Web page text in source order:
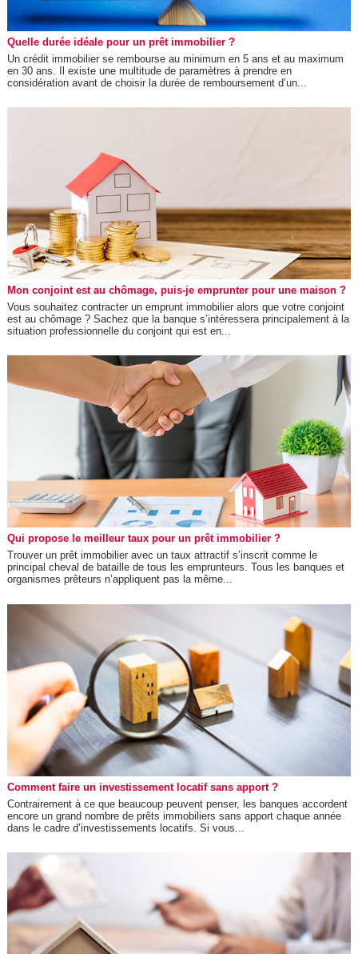
Quelle durée idéale pour un prêt immobilier ?
Un crédit immobilier se rembourse au minimum en 5 ans et au maximum
en 30 ans. Il existe une multitude de paramètres à prendre en
considération avant de choisir la durée de remboursement d’un...
Mon conjoint est au chômage, puis-je emprunter pour une maison ?
Vous souhaitez contracter un emprunt immobilier alors que votre conjoint
est au chômage ? Sachez que la banque s’intéressera principalement à la
situation professionnelle du conjoint qui est en...
Qui propose le meilleur taux pour un prêt immobilier ?
Trouver un prêt immobilier avec un taux attractif s’inscrit comme le
principal cheval de bataille de tous les emprunteurs. Tous les banques et
organismes prêteurs n’appliquent pas la même...
Comment faire un investissement locatif sans apport ?
Contrairement à ce que beaucoup peuvent penser, les banques accordent
encore un grand nombre de prêts immobiliers sans apport chaque année
dans le cadre d’investissements locatifs. Si vous...